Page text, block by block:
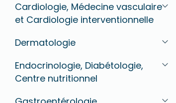
Cardiologie, Médecine vasculaire
et Cardiologie interventionnelle
Dermatologie
Endocrinologie, Diabétologie,
Centre nutritionnel